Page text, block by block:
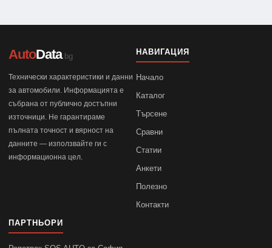
AutoData.bg
Технически характеристики и данни
за автомобили. Информацията е
събрана от публично достъпни
източници. Не гарантираме
пълната точност и вярност на
данните — използвайте ги с
информационна цел.
НАВИГАЦИЯ
Начало
Каталог
Търсене
Сравни
Статии
Анкети
Полезно
Контакти
ПАРТНЬОРИ